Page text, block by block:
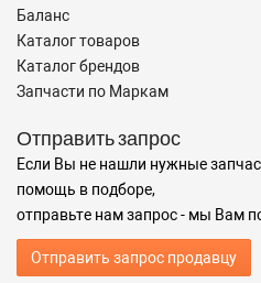
Баланс
Каталог товаров
Каталог брендов
Запчасти по Маркам
Отправить запрос
Если Вы не нашли нужные
помощь в подборе,
отправьте нам запрос - мы Вам
Отправить запрос продавцу